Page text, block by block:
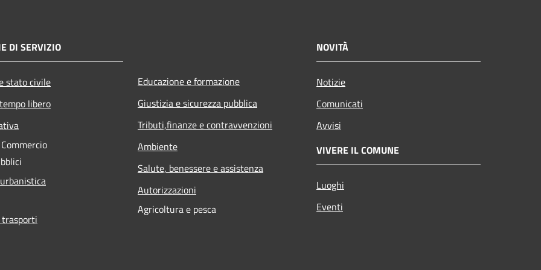
DI SERVIZIO
stato civile
libero
Educazione e formazione
Giustizia e sicurezza pubblica
Tributi,finanze e contravvenzioni
Ambiente
Salute, benessere e assistenza
Autorizzazioni
Agricoltura e pesca
NOVITÀ
Notizie
Comunicati
Avvisi
VIVERE IL COMUNE
Luoghi
Eventi